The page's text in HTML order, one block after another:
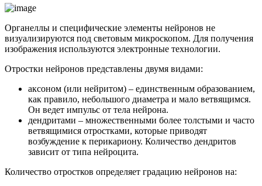
Органеллы и специфические элементы нейронов не
визуализируются под световым микроскопом. Для получения
изображения используются электронные технологии.
Отростки нейронов представлены двумя видами:
аксоном (или нейритом) – единственным образованием,
как правило, небольшого диаметра и мало ветвящимся.
Он ведет импульс от тела нейрона.
дендритами – множественными более толстыми и часто
ветвящимися отростками, которые приводят
возбуждение к перикариону. Количество дендритов
зависит от типа нейроцита.
Количество отростков определяет градацию нейронов на: